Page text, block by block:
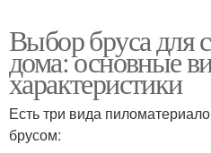
Выбор бруса для
дома: основные
характеристики
Есть три вида
брусом: